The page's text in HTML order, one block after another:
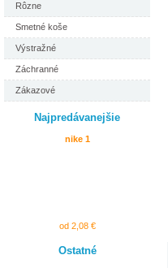
Rôzne
Smetné koše
Výstražné
Záchranné
Zákazové
Najpredávanejšie
nike 1
od 2,08 €
Ostatné